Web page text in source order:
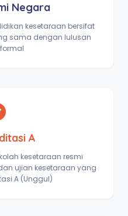
Negara
kesetaraan bersifat
sama dengan lulusan
A
kesetaraan resmi
ujian kesetaraan yang
A (Unggul)